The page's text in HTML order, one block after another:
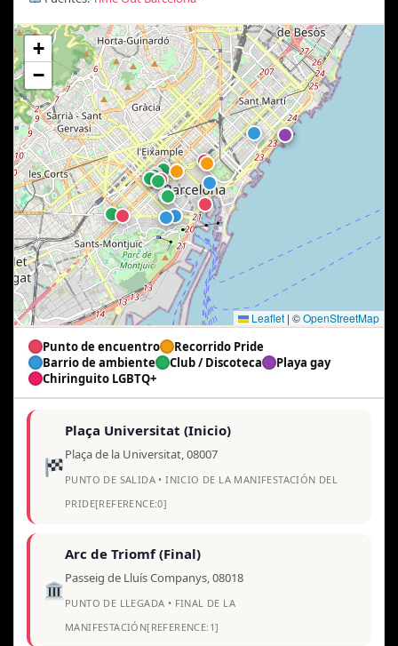
+
−
Leaflet | ©OpenStreetMap
Punto de encuentro
Recorrido Pride
Barrio de ambiente
Club / Discoteca
Playa gay
Chiringuito LGBTQ+
Plaça Universitat (Inicio)
Plaça de la Universitat, 08007
PUNTO DE SALIDA • INICIO DE LA MANIFESTACIÓN DEL
PRIDE[REFERENCE:0]
Arc de Triomf (Final)
Passeig de Lluís Companys, 08018
PUNTO DE LLEGADA • FINAL DE LA
MANIFESTACIÓN[REFERENCE:1]